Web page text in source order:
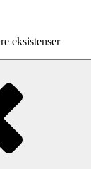
eksistenser